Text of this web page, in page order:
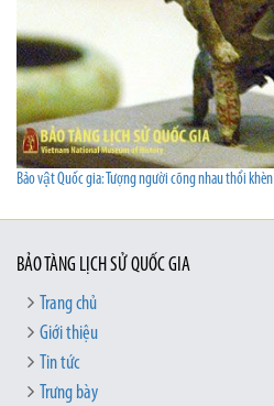
Bảo vật Quốc gia: Tượng người cõng nhau thổi khèn
BẢO TÀNG LỊCH SỬ QUỐC GIA
Trang chủ
Giới thiệu
Tin tức
Trưng bày